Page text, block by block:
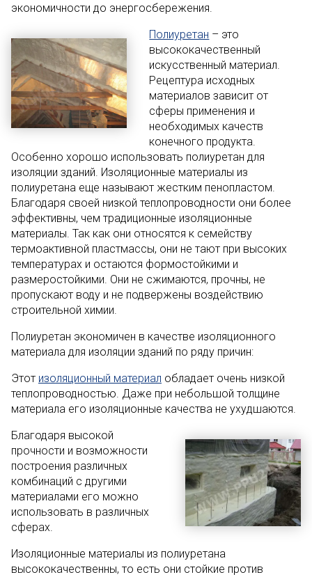
экономичности до энергосбережения.
Полиуретан – это
высококачественный
искусственный материал.
Рецептура исходных
материалов зависит от
сферы применения и
необходимых качеств
конечного продукта.
Особенно хорошо использовать полиуретан для
изоляции зданий. Изоляционные материалы из
полиуретана еще называют жестким пенопластом.
Благодаря своей низкой теплопроводности они более
эффективны, чем традиционные изоляционные
материалы. Так как они относятся к семейству
термоактивной пластмассы, они не тают при высоких
температурах и остаются формостойкими и
размеростойкими. Они не сжимаются, прочны, не
пропускают воду и не подвержены воздействию
строительной химии.
Полиуретан экономичен в качестве изоляционного
материала для изоляции зданий по ряду причин:
Этот изоляционный материал обладает очень низкой
теплопроводностью. Даже при небольшой толщине
материала его изоляционные качества не ухудшаются.
Благодаря высокой
прочности и возможности
построения различных
комбинаций с другими
материалами его можно
использовать в различных
сферах.
Изоляционные материалы из полиуретана
высококачественны, то есть они стойкие против